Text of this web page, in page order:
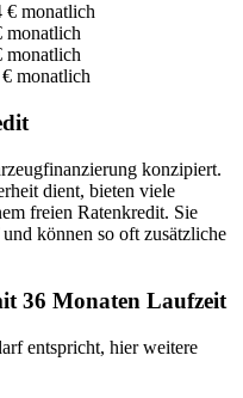
€ monatlich
monatlich
monatlich
monatlich
konzipiert.
dient, bieten viele
freien Ratenkredit. Sie
können so oft zusätzliche
36 Monaten Laufzeit
entspricht, hier weitere